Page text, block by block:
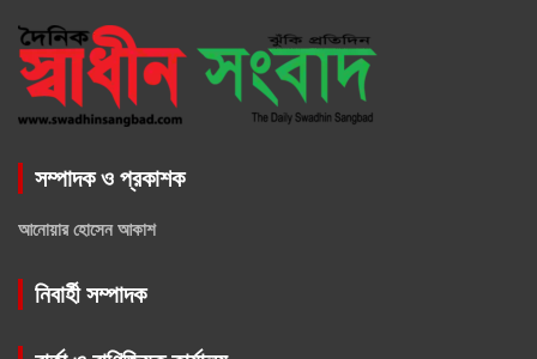
সম্পাদক ও প্রকাশক
আনোয়ার হোসেন আকাশ
নিবার্হী সম্পাদক